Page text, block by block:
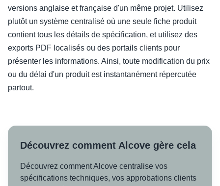
versions anglaise et française d'un même projet. Utilisez
plutôt un système centralisé où une seule fiche produit
contient tous les détails de spécification, et utilisez des
exports PDF localisés ou des portails clients pour
présenter les informations. Ainsi, toute modification du prix
ou du délai d'un produit est instantanément répercutée
partout.
Découvrez comment Alcove gère cela
Découvrez comment Alcove centralise vos
spécifications techniques, vos approbations clients